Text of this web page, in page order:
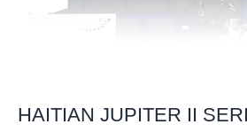
HAITIAN JUPITER II